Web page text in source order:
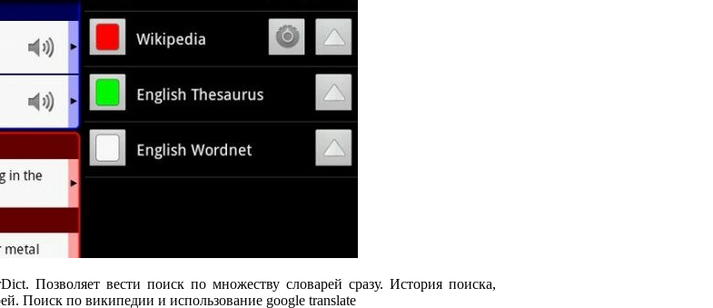
Позволяет вести поиск по множеству словарей сразу. История поиска,
Поиск по википедии и использование google translate